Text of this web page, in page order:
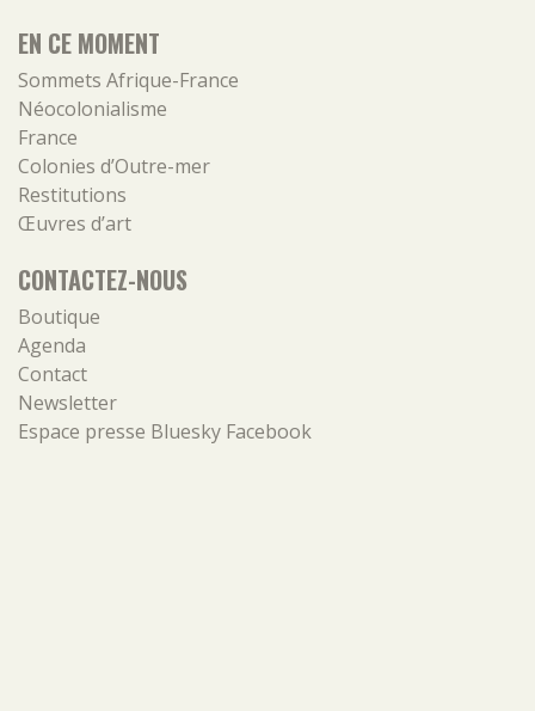
EN CE MOMENT
Sommets Afrique-France
Néocolonialisme
France
Colonies d’Outre-mer
Restitutions
Œuvres d’art
CONTACTEZ-NOUS
Boutique
Agenda
Contact
Newsletter
Espace presse Bluesky Facebook